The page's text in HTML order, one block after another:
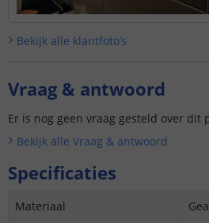
Bekijk alle klantfoto’s
Vraag & antwoord
Er is nog geen vraag gesteld over dit
Bekijk alle Vraag & antwoord
Specificaties
Materiaal